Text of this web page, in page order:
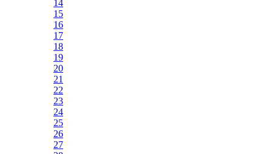
14
15
16
17
18
19
20
21
22
23
24
25
26
27